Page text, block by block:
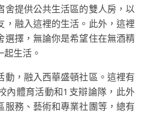
舍提供公共生活區的雙人房，以
，融入這裡的生活。此外，這裡
選擇，無論你是希望住在無酒精
生活。
動，融入西華盛頓社區。這裡有
內體育活動和1支辯論隊，此外
服務、藝術和專業社團等，總有